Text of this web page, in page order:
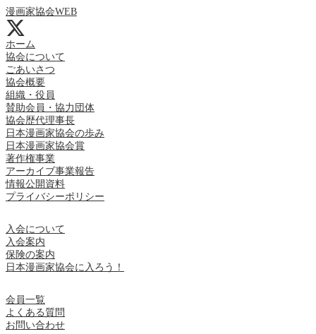
漫画家協会WEB
ホーム
協会について
ごあいさつ
協会概要
組織・役員
賛助会員・協力団体
協会歴代理事長
日本漫画家協会の歩み
日本漫画家協会賞
著作権事業
アーカイブ事業報告
情報公開資料
プライバシーポリシー
入会について
入会案内
保険の案内
日本漫画家協会に入ろう！
会員一覧
よくある質問
お問い合わせ